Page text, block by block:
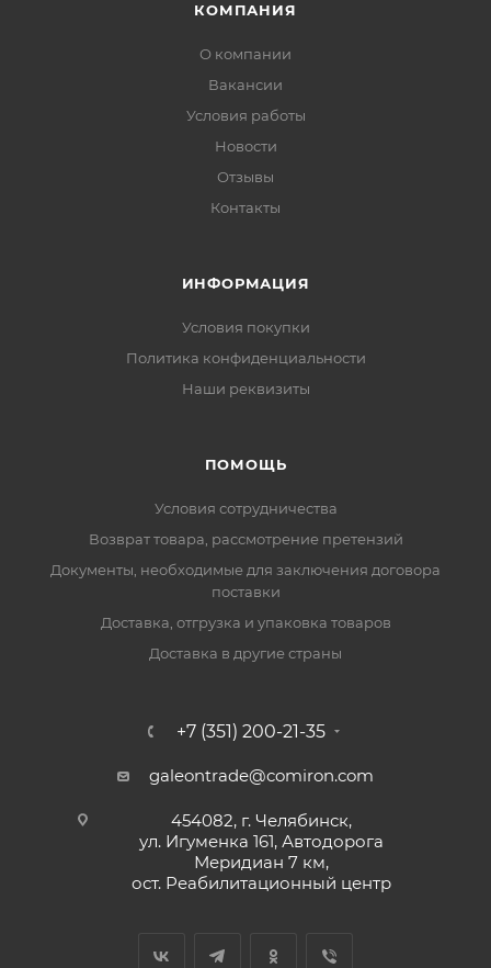
КОМПАНИЯ
О компании
Вакансии
Условия работы
Новости
Отзывы
Контакты
ИНФОРМАЦИЯ
Условия покупки
Политика конфиденциальности
Наши реквизиты
ПОМОЩЬ
Условия сотрудничества
Возврат товара, рассмотрение претензий
Документы, необходимые для заключения договора
поставки
Доставка, отгрузка и упаковка товаров
Доставка в другие страны
+7 (351) 200-21-35
galeontrade@comiron.com
454082, г. Челябинск,
ул. Игуменка 161, Автодорога
Меридиан 7 км,
ост. Реабилитационный центр